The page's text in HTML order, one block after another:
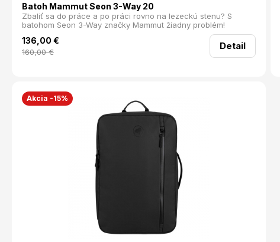
Batoh Mammut Seon 3-Way 20
Zbaliť sa do práce a po práci rovno na lezeckú stenu? S
batohom Seon 3-Way značky Mammut žiadny problém!
136,00 €
160,00€
Detail
Akcia -15%